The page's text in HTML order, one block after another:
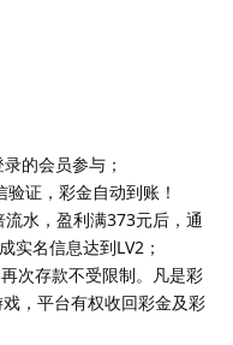
的会员参与；
证，彩金自动到账！
水，盈利满373元后，通
实名信息达到LV2；
次存款不受限制。凡是彩
，平台有权收回彩金及彩